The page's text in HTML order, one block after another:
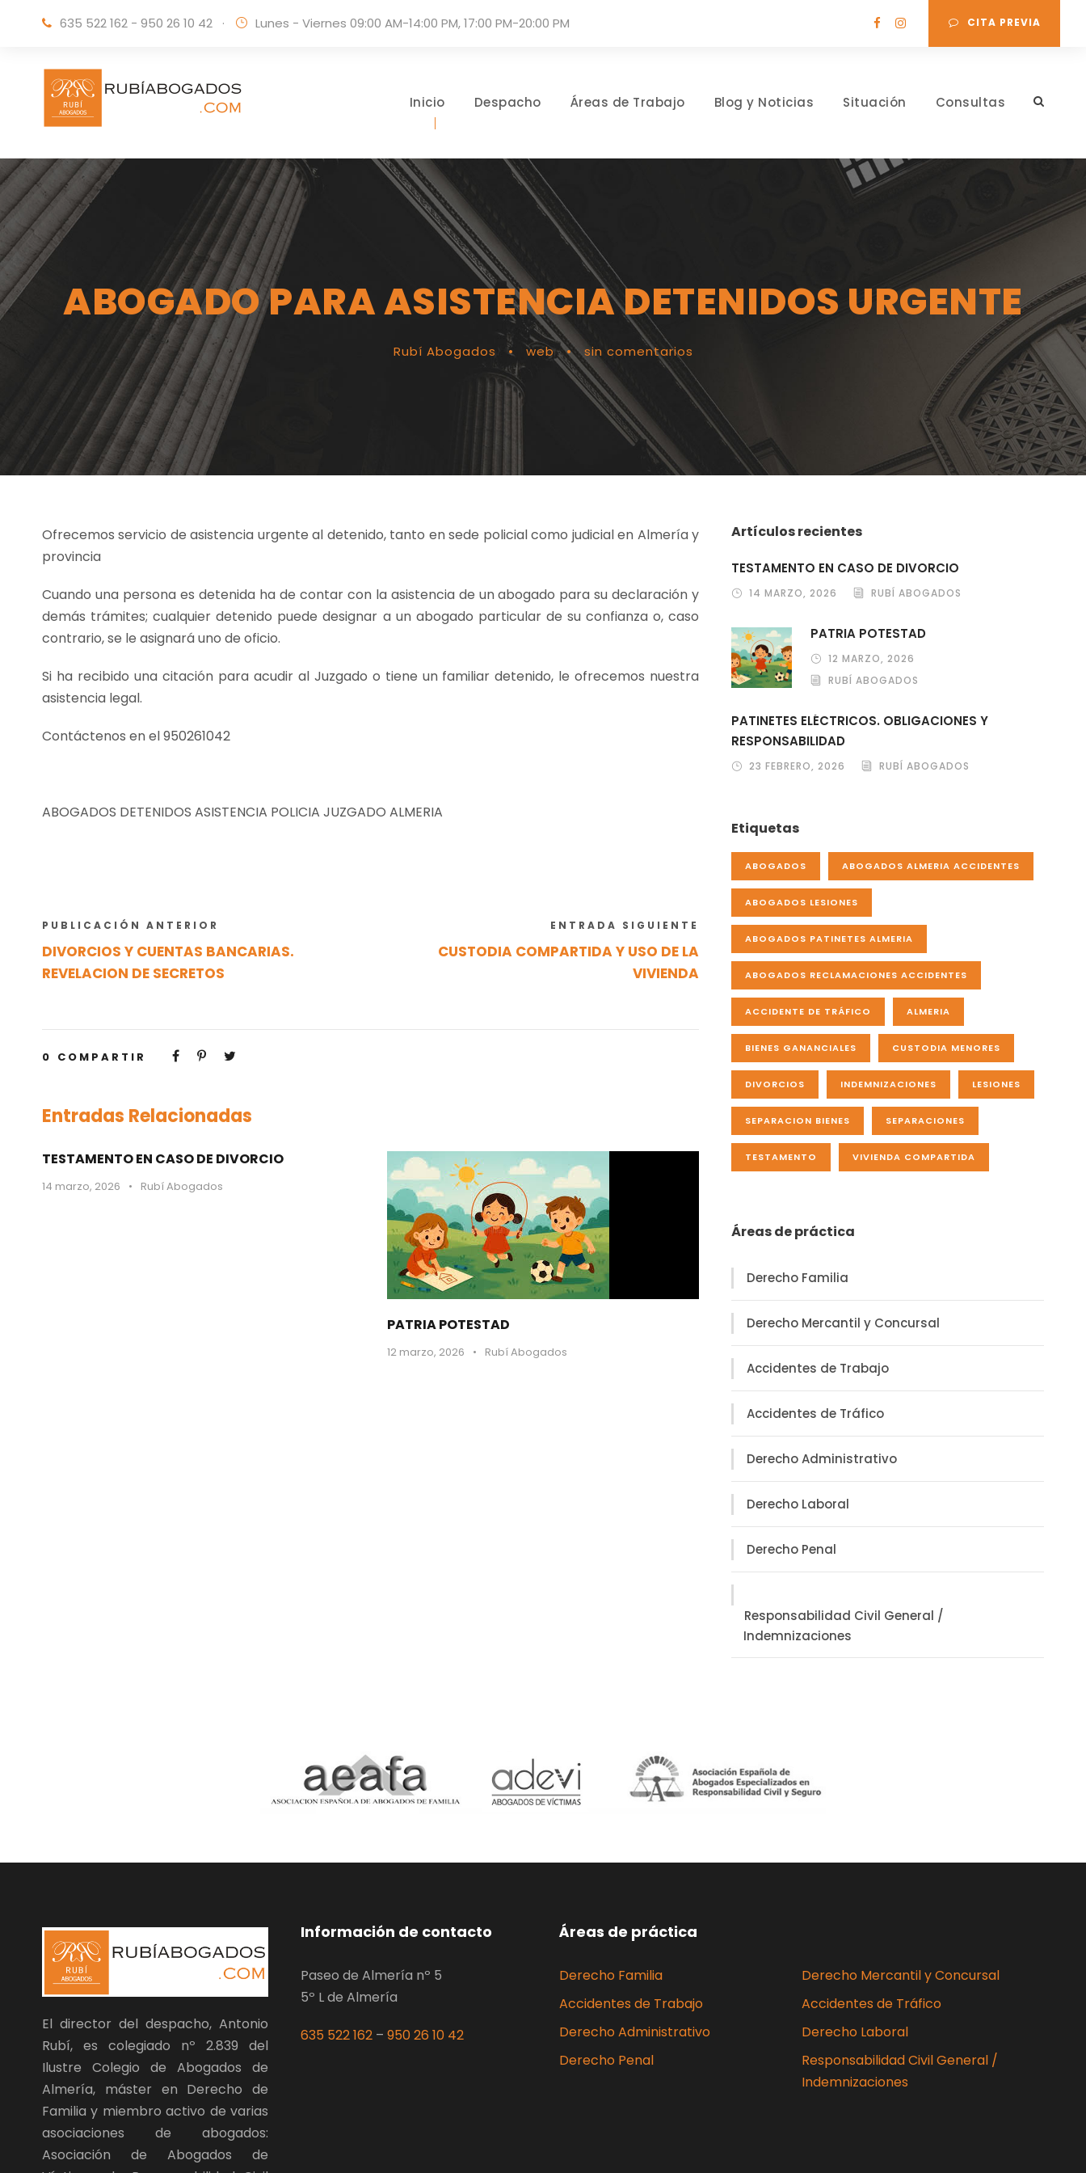
635 522 162 - 950 26 10 42 · Lunes - Viernes 09:00 AM-14:00 PM, 17:00 PM-20:00 PM CITA PREVIA
Inicio Despacho Áreas de Trabajo Blog y Noticias Situación Consultas
ABOGADO PARA ASISTENCIA DETENIDOS URGENTE
Rubí Abogados • web • sin comentarios
Ofrecemos servicio de asistencia urgente al detenido, tanto en sede policial como judicial en Almería y
provincia
Cuando una persona es detenida ha de contar con la asistencia de un abogado para su declaración y
demás trámites; cualquier detenido puede designar a un abogado particular de su confianza o, caso
contrario, se le asignará uno de oficio.
Si ha recibido una citación para acudir al Juzgado o tiene un familiar detenido, le ofrecemos nuestra
asistencia legal.
Contáctenos en el 950261042
ABOGADOS DETENIDOS ASISTENCIA POLICIA JUZGADO ALMERIA
PUBLICACIÓN ANTERIOR
DIVORCIOS Y CUENTAS BANCARIAS.
REVELACION DE SECRETOS
ENTRADA SIGUIENTE
CUSTODIA COMPARTIDA Y USO DE LA
VIVIENDA
0 COMPARTIR
Entradas Relacionadas
TESTAMENTO EN CASO DE DIVORCIO
14 marzo, 2026 • Rubí Abogados
PATRIA POTESTAD
12 marzo, 2026 • Rubí Abogados
Artículos recientes
TESTAMENTO EN CASO DE DIVORCIO
14 MARZO, 2026 RUBÍ ABOGADOS
PATRIA POTESTAD
12 MARZO, 2026
RUBÍ ABOGADOS
PATINETES ELÉCTRICOS. OBLIGACIONES Y
RESPONSABILIDAD
23 FEBRERO, 2026 RUBÍ ABOGADOS
Etiquetas
ABOGADOS ABOGADOS ALMERIA ACCIDENTES
ABOGADOS LESIONES
ABOGADOS PATINETES ALMERIA
ABOGADOS RECLAMACIONES ACCIDENTES
ACCIDENTE DE TRÁFICO ALMERIA
BIENES GANANCIALES CUSTODIA MENORES
DIVORCIOS INDEMNIZACIONES LESIONES
SEPARACION BIENES SEPARACIONES
TESTAMENTO VIVIENDA COMPARTIDA
Áreas de práctica
Derecho Familia
Derecho Mercantil y Concursal
Accidentes de Trabajo
Accidentes de Tráfico
Derecho Administrativo
Derecho Laboral
Derecho Penal
Responsabilidad Civil General /
Indemnizaciones
El director del despacho, Antonio
Rubí, es colegiado nº 2.839 del
Ilustre Colegio de Abogados de
Almería, máster en Derecho de
Familia y miembro activo de varias
asociaciones de abogados:
Asociación de Abogados de
Información de contacto
Paseo de Almería nº 5
5º L de Almería
635 522 162 – 950 26 10 42
Áreas de práctica
Derecho Familia
Derecho Mercantil y Concursal
Accidentes de Trabajo
Accidentes de Tráfico
Derecho Administrativo
Derecho Laboral
Derecho Penal
Responsabilidad Civil General /
Indemnizaciones